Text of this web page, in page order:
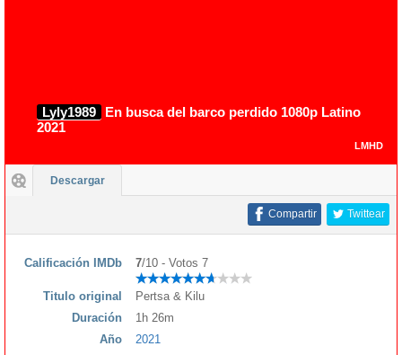
Lyly1989
En busca del barco perdido 1080p Latino
2021
LMHD
Descargar
Twittear
Compartir
Calificación IMDb 7/10 - Votos 7
Titulo original
Pertsa & Kilu
Duración
1h 26m
Año
2021